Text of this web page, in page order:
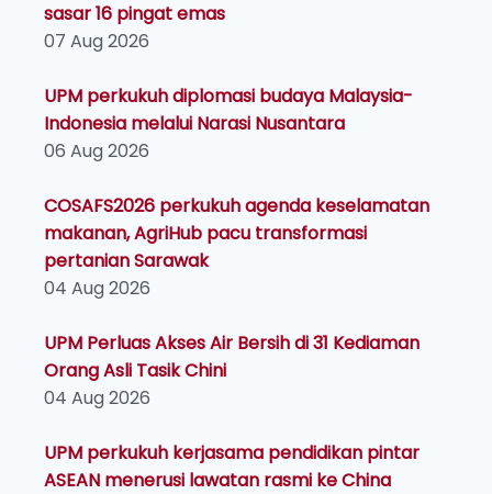
sasar 16 pingat emas
07 Aug 2026
UPM perkukuh diplomasi budaya Malaysia-
Indonesia melalui Narasi Nusantara
06 Aug 2026
COSAFS2026 perkukuh agenda keselamatan
makanan, AgriHub pacu transformasi
pertanian Sarawak
04 Aug 2026
UPM Perluas Akses Air Bersih di 31 Kediaman
Orang Asli Tasik Chini
04 Aug 2026
UPM perkukuh kerjasama pendidikan pintar
ASEAN menerusi lawatan rasmi ke China